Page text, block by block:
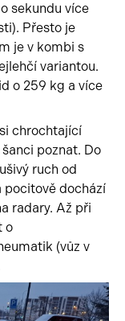
sekundu více
Přesto je
je v kombi s
variantou.
o 259 kg a více
chrochtající
poznat. Do
ruch od
pocitově dochází
radary. Až při
o
(vůz v